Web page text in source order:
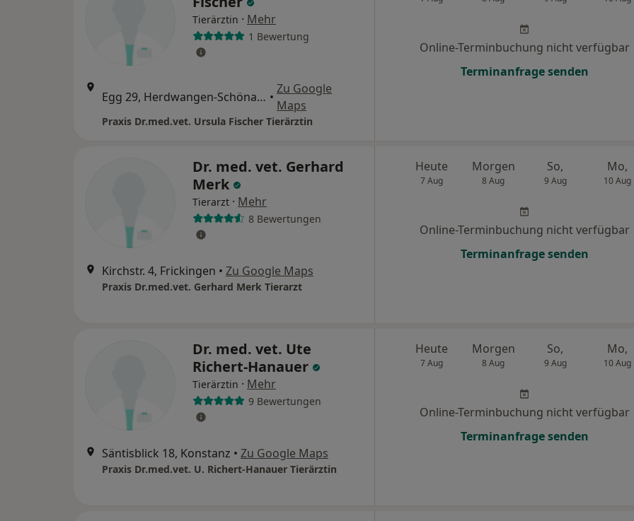
Tierärztin · Mehr
1 Bewertung
Egg 29, Herdwangen-Schönach •
Zu Google
Maps
Praxis Dr.med.vet. Ursula Fischer Tierärztin
Online-Terminbuchung nicht verfügbar
Terminanfrage senden
Dr. med. vet. Gerhard
Merk
Tierarzt · Mehr
8 Bewertungen
Kirchstr. 4, Frickingen • Zu Google Maps
Praxis Dr.med.vet. Gerhard Merk Tierarzt
Heute
7 Aug
Morgen
8 Aug
So,
9 Aug
Mo,
10 Aug
Online-Terminbuchung nicht verfügbar
Terminanfrage senden
Dr. med. vet. Ute
Richert-Hanauer
Tierärztin · Mehr
9 Bewertungen
Säntisblick 18, Konstanz • Zu Google Maps
Praxis Dr.med.vet. U. Richert-Hanauer Tierärztin
Heute
7 Aug
Morgen
8 Aug
So,
9 Aug
Mo,
10 Aug
Online-Terminbuchung nicht verfügbar
Terminanfrage senden